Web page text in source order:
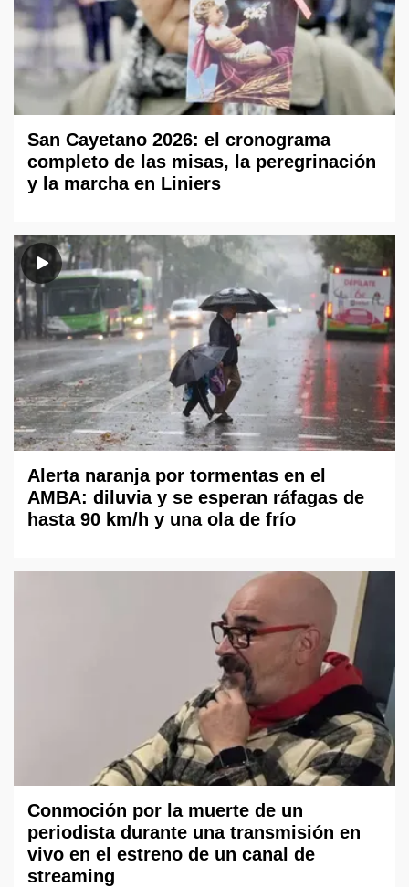
San Cayetano 2026: el cronograma
completo de las misas, la peregrinación
y la marcha en Liniers
Alerta naranja por tormentas en el
AMBA: diluvia y se esperan ráfagas de
hasta 90 km/h y una ola de frío
Conmoción por la muerte de un
periodista durante una transmisión en
vivo en el estreno de un canal de
streaming